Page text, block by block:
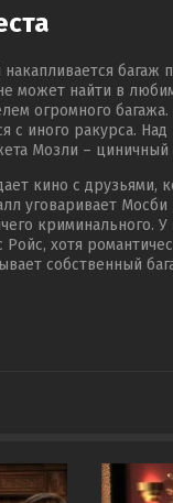
может найти в
огромного
с иного ракурса.
Мозли – циничный
кино с друзьями,
уговаривает Мосби
криминального.
Ройс, хотя
собственный